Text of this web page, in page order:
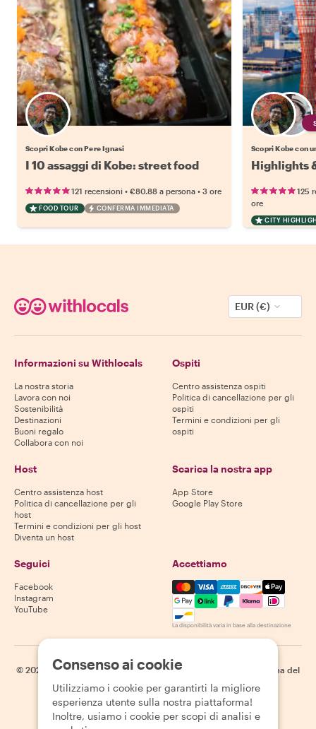
Scopri Kobe con Pere Ignasi
I 10 assaggi di Kobe: street food
121 recensioni • €80.88 a persona • 3 ore
FOOD TOUR CONFERMA IMMEDIATA
Scopri Kobe con
Highlights
125
ore
CITY
EUR (€)
Informazioni su Withlocals
La nostra storia
Lavora con noi
Sostenibilità
Destinazioni
Buoni regalo
Collabora con noi
Ospiti
Centro assistenza ospiti
Politica di cancellazione per gli
ospiti
Termini e condizioni per gli
ospiti
Host
Centro assistenza host
Politica di cancellazione per gli
host
Termini e condizioni per gli host
Diventa un host
Scarica la nostra app
App Store
Google Play Store
Seguici
Facebook
Instagram
YouTube
Accettiamo
Mastercard, Visa, Amex,
La disponibilità varia in base alla destinazione
© 2026 Withlocals.com | Informativa sulla privacy
Mappa del
Consenso ai cookie
Utilizziamo i cookie per garantirti la migliore
esperienza utente sulla nostra piattaforma!
Inoltre, usiamo i cookie per scopi di analisi e